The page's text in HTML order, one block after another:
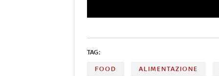
TAG:
FOOD ALIMENTAZIONE